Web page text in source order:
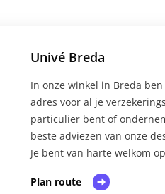
Univé Breda
In onze winkel in Breda
adres voor al je
particulier bent of
beste adviezen van onze
Je bent van harte welkom
Plan route